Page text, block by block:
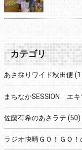
カテゴリ
あさ採りワイド秋田便
まちなかSESSION エキ
佐藤有希のあさラテ (50)
ラジオ快晴ＧＯ！ＧＯ！